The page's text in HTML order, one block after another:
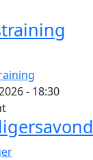
- 18:30